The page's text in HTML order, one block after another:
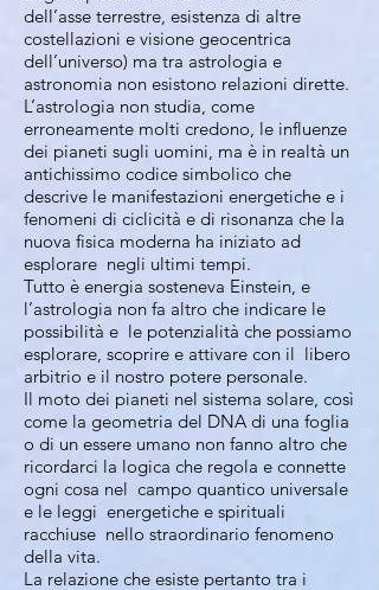
dell’asse terrestre, esistenza di altre
costellazioni e visione geocentrica
dell’universo) ma tra astrologia e
astronomia non esistono relazioni dirette.
L’astrologia non studia, come
erroneamente molti credono, le influenze
dei pianeti sugli uomini, ma è in realtà un
antichissimo codice simbolico che
descrive le manifestazioni energetiche e i
fenomeni di ciclicità e di risonanza che la
nuova fisica moderna ha iniziato ad
esplorare negli ultimi tempi.
Tutto è energia sosteneva Einstein, e
l’astrologia non fa altro che indicare le
possibilità e le potenzialità che possiamo
esplorare, scoprire e attivare con il libero
arbitrio e il nostro potere personale.
Il moto dei pianeti nel sistema solare, così
come la geometria del DNA di una foglia
o di un essere umano non fanno altro che
ricordarci la logica che regola e connette
ogni cosa nel campo quantico universale
e le leggi energetiche e spirituali
racchiuse nello straordinario fenomeno
della vita.
La relazione che esiste pertanto tra i